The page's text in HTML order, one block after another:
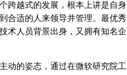
跨越式的发展，根本上讲是自身
合适的人来领导并管理。最优秀
术人员背景出身，又拥有知名企
动的姿态，通过在微软研究院工